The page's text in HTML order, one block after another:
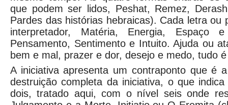
que podem ser lidos, Peshat, Remez,
Pardes das histórias hebraicas). Cada letra ou
interpretador, Matéria, Energia, Espaço
Pensamento, Sentimento e Intuito. Ajuda ou
bem e mal, prazer e dor, desejo e medo, tudo
A iniciativa apresenta um contraponto que é
destruição completa da iniciativa, o que
dois, tratado aqui, com o nível seis onde